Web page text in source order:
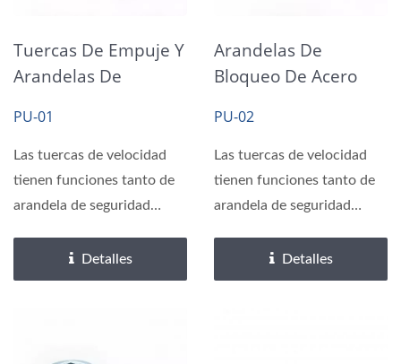
Tuercas De Empuje Y
Arandelas De
Velocidad Starlock
PU-01
Las tuercas de velocidad
tienen funciones tanto de
arandela de seguridad
Detalles
Arandelas De
Bloqueo De Acero
Amarillo Zinc
PU-02
Las tuercas de velocidad
tienen funciones tanto de
arandela de seguridad
Detalles